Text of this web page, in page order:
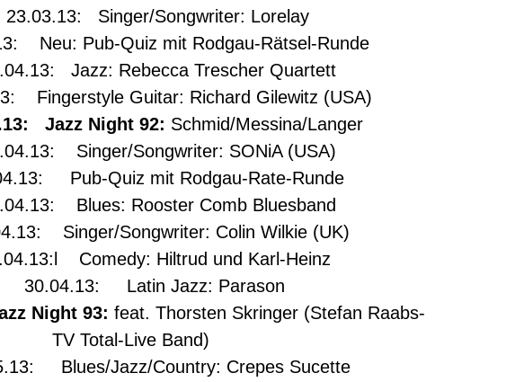
Singer/Songwriter: Lorelay
Neu: Pub-Quiz mit Rodgau-Rätsel-Runde
Jazz: Rebecca Trescher Quartett
Fingerstyle Guitar: Richard Gilewitz (USA)
Jazz Night 92: Schmid/Messina/Langer
Singer/Songwriter: SONiA (USA)
Pub-Quiz mit Rodgau-Rate-Runde
Blues: Rooster Comb Bluesband
Singer/Songwriter: Colin Wilkie (UK)
Comedy: Hiltrud und Karl-Heinz
30.04.13: Latin Jazz: Parason
Night 93: feat. Thorsten Skringer (Stefan Raabs-
TV Total-Live Band)
Blues/Jazz/Country: Crepes Sucette